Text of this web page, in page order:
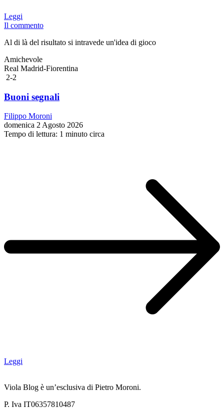
Leggi
Il commento
Al di là del risultato si intravede un'idea di gioco
Amichevole
Real Madrid-Fiorentina
2-2
Buoni segnali
Filippo Moroni
domenica 2 Agosto 2026
Tempo di lettura: 1 minuto circa
Leggi
Viola Blog è un’esclusiva di Pietro Moroni.
P. Iva IT06357810487